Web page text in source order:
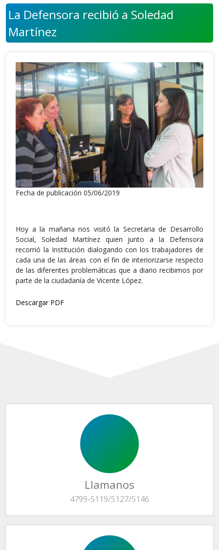
La Defensora recibió a Soledad
Martínez
Fecha de publicación 05/06/2019
Hoy a la mañana nos visitó la Secretaria de Desarrollo
Social, Soledad Martínez quien junto a la Defensora
recorrió la Institución dialogando con los trabajadores de
cada una de las áreas con el fin de interiorizarse respecto
de las diferentes problemáticas que a diario recibimos por
parte de la ciudadanía de Vicente López.
Descargar PDF
Llamanos
4799-5119/5127/5146